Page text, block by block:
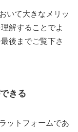
いて大きなメリッ
解することでよ
後までご覧下さ
きる
ットフォームであ